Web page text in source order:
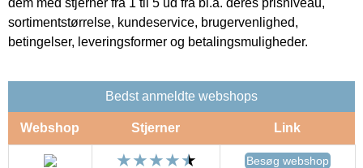
sortimentstørrelse, kundeservice, brugervenlighed,
betingelser, leveringsformer og betalingsmuligheder.
Bedst anmeldte webshops
Webshop Stjerner Link
Besøg webshop